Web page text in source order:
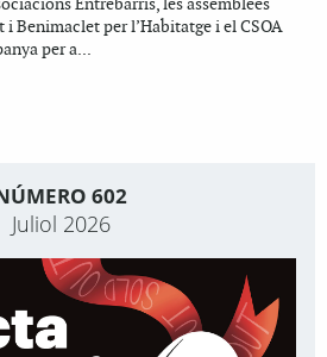
Entrebarris, les assemblees
Benimaclet per l’Habitatge i el CSOA
per a...
602
Juliol 2026